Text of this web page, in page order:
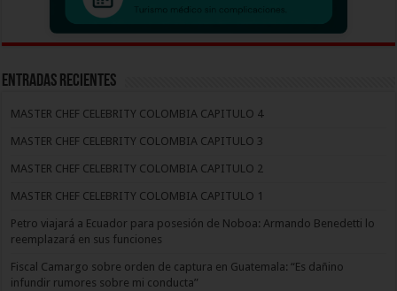
Entradas recientes
MASTER CHEF CELEBRITY COLOMBIA CAPITULO 4
MASTER CHEF CELEBRITY COLOMBIA CAPITULO 3
MASTER CHEF CELEBRITY COLOMBIA CAPITULO 2
MASTER CHEF CELEBRITY COLOMBIA CAPITULO 1
Petro viajará a Ecuador para posesión de Noboa: Armando Benedetti lo
reemplazará en sus funciones
Fiscal Camargo sobre orden de captura en Guatemala: “Es dañino
infundir rumores sobre mi conducta”